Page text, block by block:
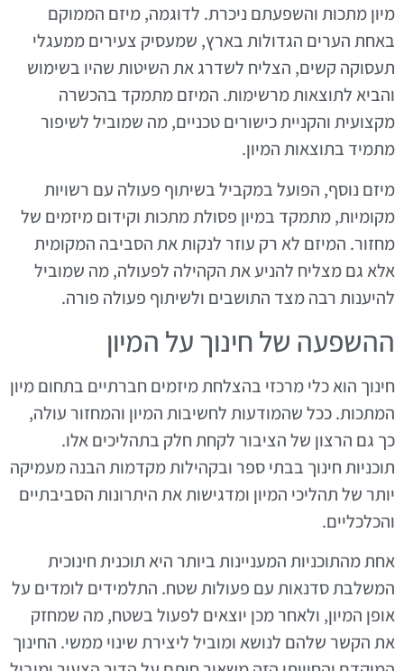
מיון מתכות והשפעתם ניכרת. לדוגמה, מיזם הממוקם
באחת הערים הגדולות בארץ, שמעסיק צעירים ממעגלי
תעסוקה קשים, הצליח לשדרג את השיטות שהיו בשימוש
והביא לתוצאות מרשימות. המיזם מתמקד בהכשרה
מקצועית והקניית כישורים טכניים, מה שמוביל לשיפור
מתמיד בתוצאות המיון.
מיזם נוסף, הפועל במקביל בשיתוף פעולה עם רשויות
מקומיות, מתמקד במיון פסולת מתכות וקידום מיזמים של
מחזור. המיזם לא רק עוזר לנקות את הסביבה המקומית
אלא גם מצליח להניע את הקהילה לפעולה, מה שמוביל
להיענות רבה מצד התושבים ולשיתוף פעולה פורה.
ההשפעה של חינוך על המיון
חינוך הוא כלי מרכזי בהצלחת מיזמים חברתיים בתחום מיון
המתכות. ככל שהמודעות לחשיבות המיון והמחזור עולה,
כך גם הרצון של הציבור לקחת חלק בתהליכים אלו.
תוכניות חינוך בבתי ספר ובקהילות מקדמות הבנה מעמיקה
יותר של תהליכי המיון ומדגישות את היתרונות הסביבתיים
והכלכליים.
אחת מהתוכניות המעניינות ביותר היא תוכנית חינוכית
המשלבת סדנאות עם פעולות שטח. התלמידים לומדים על
אופן המיון, ולאחר מכן יוצאים לפעול בשטח, מה שמחזק
את הקשר שלהם לנושא ומוביל ליצירת שינוי ממשי. החינוך